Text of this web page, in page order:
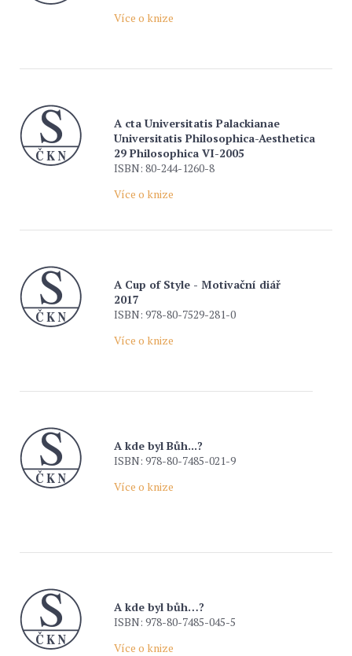
Více o knize
A cta Universitatis Palackianae
Universitatis Philosophica-Aesthetica
29 Philosophica VI-2005
ISBN: 80-244-1260-8
Více o knize
A Cup of Style - Motivační diář
2017
ISBN: 978-80-7529-281-0
Více o knize
A kde byl Bůh...?
ISBN: 978-80-7485-021-9
Více o knize
A kde byl bůh…?
ISBN: 978-80-7485-045-5
Více o knize